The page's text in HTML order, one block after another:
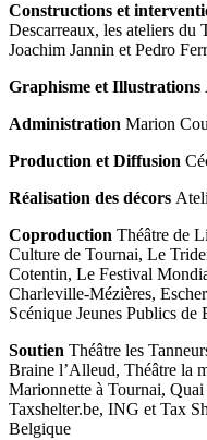
Constructions et
Descarreaux, les ateliers du
Joachim Jannin et Pedro
Graphisme et Illustrations
Administration Marion
Production et Diffusion
Réalisation des décors
Coproduction Théâtre de
Culture de Tournai, Le
Cotentin, Le Festival
Charleville-Mézières,
Scénique Jeunes Publics
Soutien Théâtre les
Braine l’Alleud, Théâtre la
Marionnette à Tournai,
Taxshelter.be, ING et Tax
Belgique